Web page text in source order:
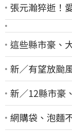
張元瀚猝逝！
這些縣市豪、
新／有望放颱
新／12縣市豪
網購袋、泡麵